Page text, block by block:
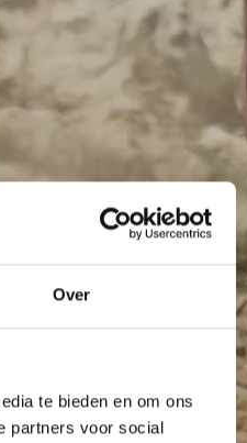
Over
te bieden en om ons
partners voor social